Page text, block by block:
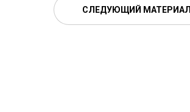
СЛЕДУЮЩИЙ МАТЕРИАЛ